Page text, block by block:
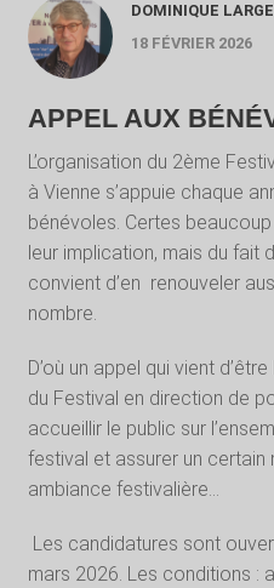
DOMINIQUE
18 FÉVRIER 2026
APPEL AUX
L’organisation du 2ème
à Vienne s’appuie chaque
bénévoles. Certes
leur implication, mais du fait
convient d’en renouveler
nombre.
D’où un appel qui vient
du Festival en direction de
accueillir le public sur
festival et assurer un
ambiance festivalière…
Les candidatures sont
mars 2026. Les conditions :